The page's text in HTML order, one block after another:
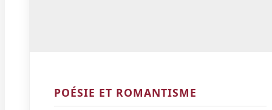
POÉSIE ET ROMANTISME